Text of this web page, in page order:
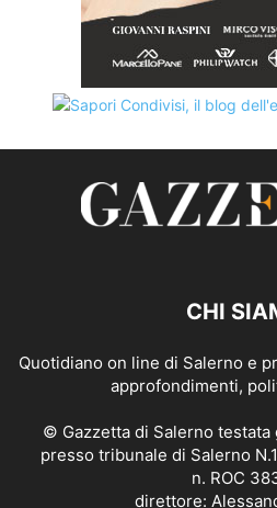
CHI
Quotidiano on line di Salerno e
approfondimenti,
© Gazzetta di Salerno
presso tribunale di Salerno
n. ROC
direttore: